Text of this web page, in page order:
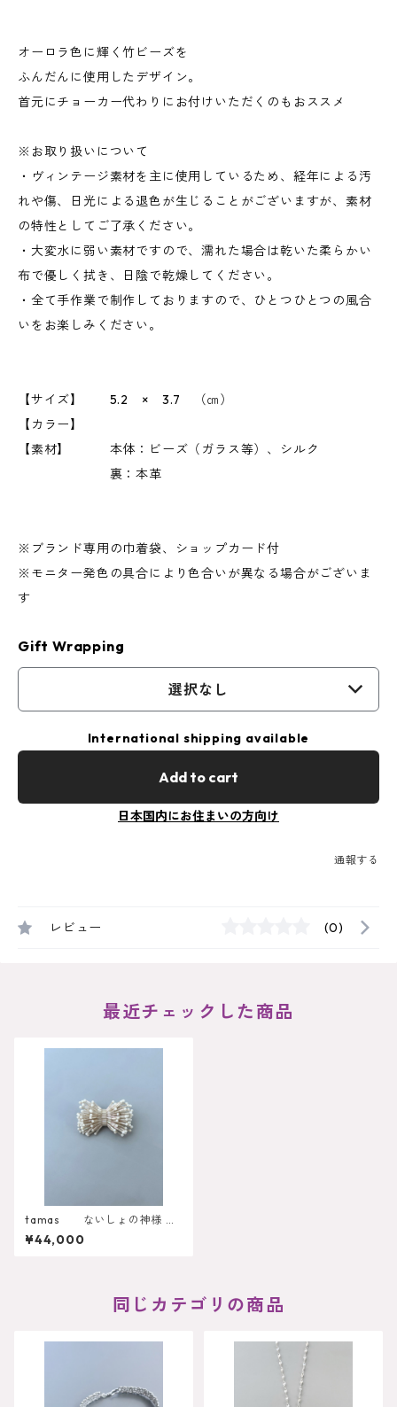
オーロラ色に輝く竹ビーズを
ふんだんに使用したデザイン。
首元にチョーカー代わりにお付けいただくのもおススメ
※お取り扱いについて
・ヴィンテージ素材を主に使用しているため、経年による汚
れや傷、日光による退色が生じることがございますが、素材
の特性としてご了承ください。
・大変水に弱い素材ですので、濡れた場合は乾いた柔らかい
布で優しく拭き、日陰で乾燥してください。
・全て手作業で制作しておりますので、ひとつひとつの風合
いをお楽しみください。
【サイズ】 5.2 × 3.7 （㎝）
【カラー】
【素材】 本体：ビーズ（ガラス等）、シルク
裏：本革
※ブランド専用の巾着袋、ショップカード付
※モニター発色の具合により色合いが異なる場合がございま
す
Gift Wrapping
選択なし
International shipping available
Add to cart
日本国内にお住まいの方向け
通報する
レビュー (0)
最近チェックした商品
tamas ないしょの神様
Brooch
¥44,000
同じカテゴリの商品